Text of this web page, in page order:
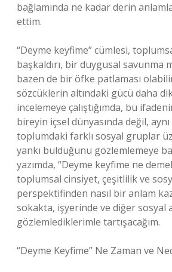
bağlamında ne kadar derin
ettim.
“Deyme keyfime” cümlesi,
başkaldırı, bir duygusal savunma
bazen de bir öfke patlaması
sözcüklerin altındaki gücü daha
incelemeye çalıştığımda, bu
bireyin içsel dünyasında değil,
toplumdaki farklı sosyal gruplar
yankı bulduğunu gözlemlemeye
yazımda, “Deyme keyfime ne
toplumsal cinsiyet, çeşitlilik ve
perspektifinden nasıl bir anlam
sokakta, işyerinde ve diğer sosyal
gözlemlediklerimle tartışacağım.
“Deyme Keyfime” Ne Zaman ve